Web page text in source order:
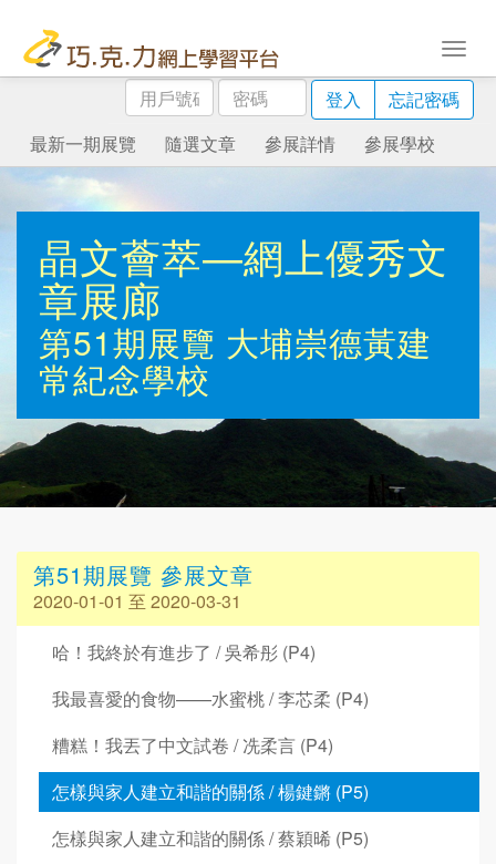
用
戶
號
碼
密
碼
登入
忘記密碼
最新一期展覽
隨選文章 參展詳情 參展學校
晶文薈萃—網上優秀文
章展廊
第51期展覽 大埔崇德黃建
常紀念學校
第51期展覽 參展文章
2020-01-01 至 2020-03-31
哈！我終於有進步了 / 吳希彤 (P4)
我最喜愛的食物——水蜜桃 / 李芯柔 (P4)
糟糕！我丟了中文試卷 / 冼柔言 (P4)
怎樣與家人建立和諧的關係 / 楊鍵鏘 (P5)
怎樣與家人建立和諧的關係 / 蔡穎晞 (P5)